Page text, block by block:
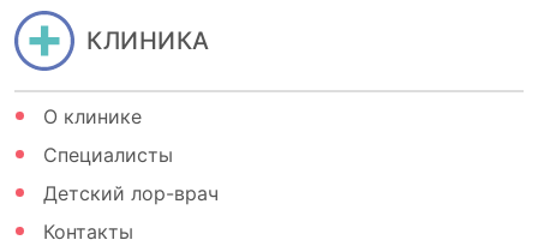
КЛИНИКА
О клинике
Специалисты
Детский лор-врач
Контакты